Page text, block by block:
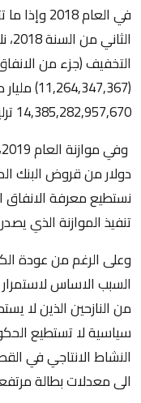
في العام
التخفيف (جزء من
14,385,282,957,670 ترليون دينار عراقي على الرعاية الاجتماعية.
دولار من قروض البنك
نستطيع معرفة الانفاق
تنفيذ الموازنة الذي
وعلى الرغم من عودة
السبب الاساس
من النازحين الذين لا
سياسية لا تستطيع
النشاط الانتاجي في
الى معدلات بطالة